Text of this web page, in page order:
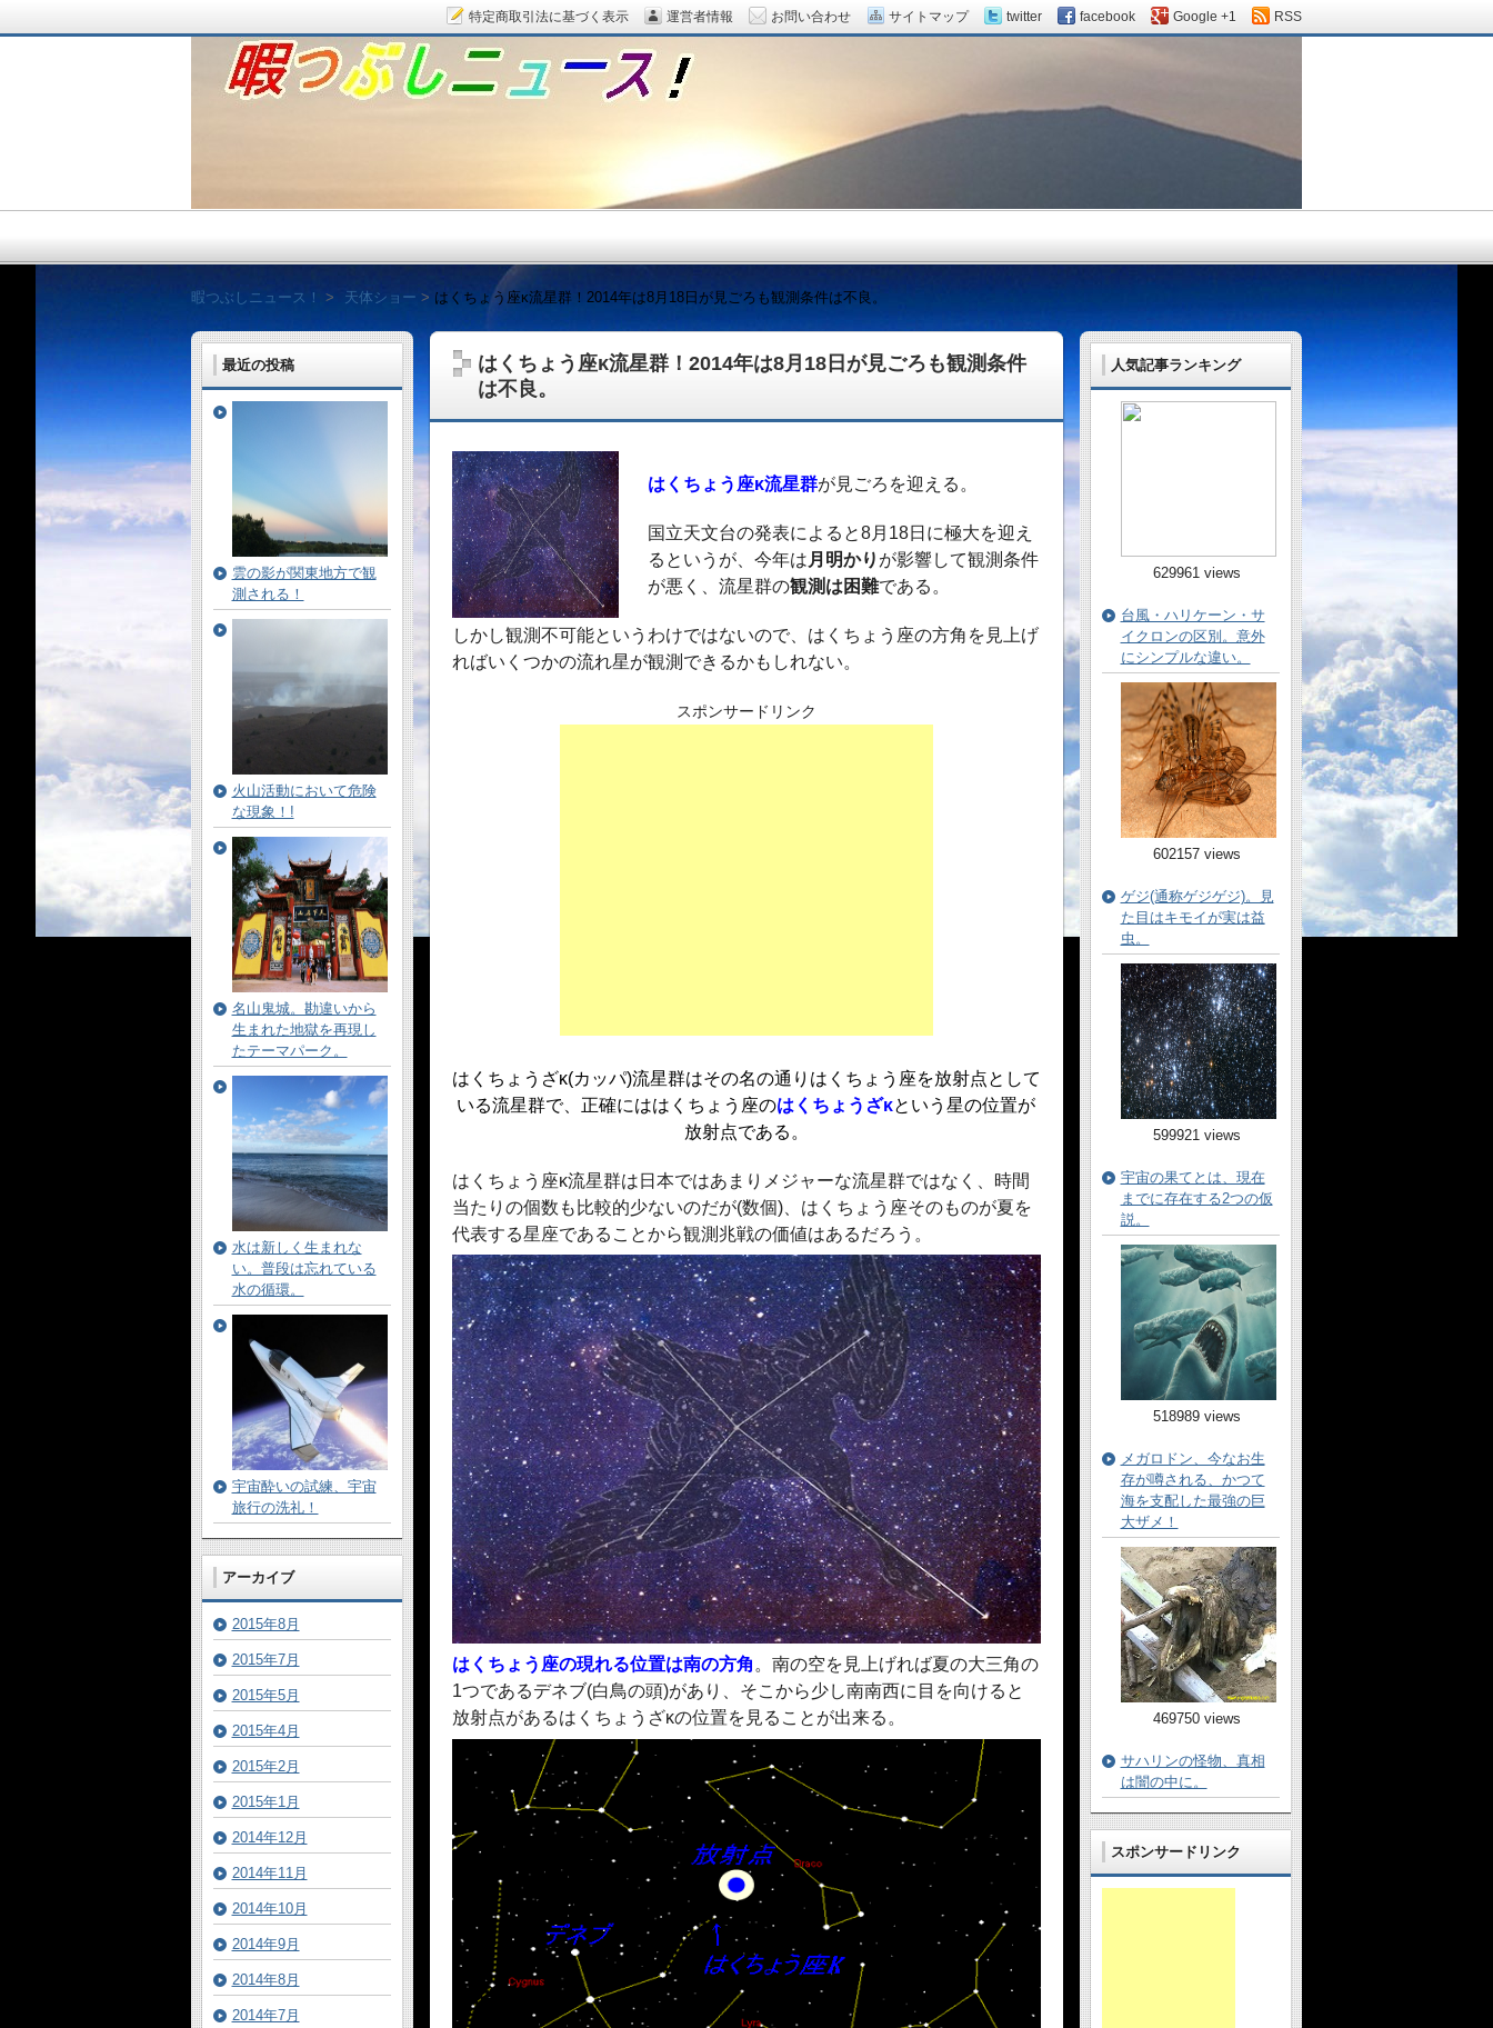
はくちょう座κ流星群！2014年は8月18日が見ごろも観測条件
は不良。
はくちょう座κ流星群が見ごろを迎える。
国立天文台の発表によると8月18日に極大を迎え
るというが、今年は 月明かり が影響して観測条件
が悪く、流星群の観測は困難である。
しかし観測不可能というわけではないので、はくちょう座の方角を見上げ
ればいくつかの流れ星が観測できるかもしれない。
スポンサードリンク
はくちょうざκ(カッパ)流星群はその名の通りはくちょう座を放射点として
いる流星群で、正確にははくちょう座のはくちょうざκという星の位置が
放射点である。
はくちょう座κ流星群は日本ではあまりメジャーな流星群ではなく、時間
当たりの個数も比較的少ないのだが(数個)、はくちょう座そのものが夏を
代表する星座であることから観測兆戦の価値はあるだろう。
はくちょう座の現れる位置は南の方角 。南の空を見上げれば夏の大三角の
1つであるデネブ(白鳥の頭)があり、そこから少し南南西に目を向けると
放射点があるはくちょうざκの位置を見ることが出来る。
最近の投稿
雲の影が関東地方で観
測される！
火山活動において危険
な現象！!
名山鬼城。勘違いから
生まれた地獄を再現し
たテーマパーク。
水は新しく生まれな
い。普段は忘れている
水の循環。
宇宙酔いの試練、宇宙
旅行の洗礼！
アーカイブ
2015年8月
2015年7月
2015年5月
2015年4月
2015年2月
2015年1月
2014年12月
2014年11月
2014年10月
2014年9月
2014年8月
2014年7月
人気記事ランキング
629961 views
台風・ハリケーン・サ
イクロンの区別。意外
にシンプルな違い。
602157 views
ゲジ(通称ゲジゲジ)。見
た目はキモイが実は益
虫。
599921 views
宇宙の果てとは、現在
までに存在する2つの仮
説。
518989 views
メガロドン、今なお生
存が噂される、かつて
海を支配した最強の巨
大ザメ！
469750 views
サハリンの怪物、真相
は闇の中に。
スポンサードリンク
暇つぶしニュース！ 天体ショー はくちょう座κ流星群！2014年は8月18日が見ごろも観測条件は不良。
暇つぶしニュース！
毎日面白い話題をピックアップ！
特定商取引法に基づく表示 運営者情報 お問い合わせ サイトマップ twitter facebook Google +1 RSS